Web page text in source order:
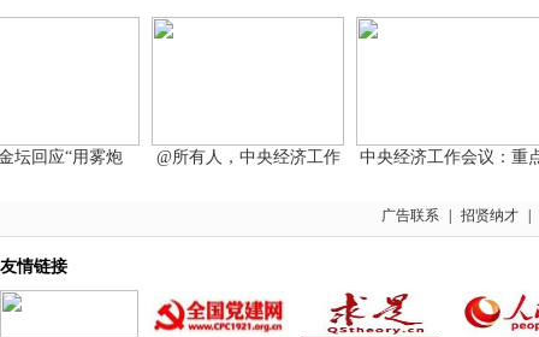
应“用雾炮 @所有人，中央经济工作 中央经济工作会议：重点
广告联系 招贤纳才
友情链接